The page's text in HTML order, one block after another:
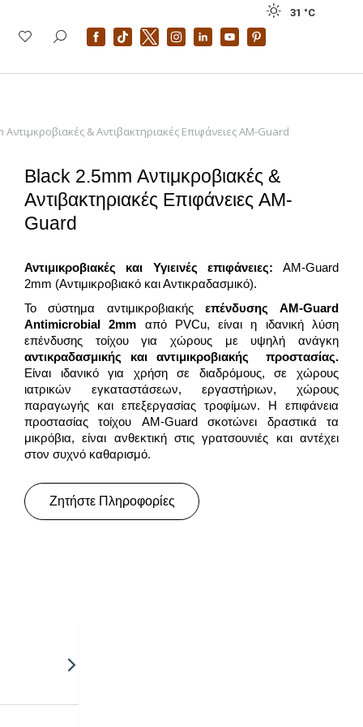
31 °C
Αντιμκροβιακές & Αντιβακτηριακές Επιφάνειες AM-Guard
Black 2.5mm Αντιμκροβιακές &
Αντιβακτηριακές Επιφάνειες AM-
Guard
Αντιμικροβιακές και Υγιεινές επιφάνειες: AM-Guard
2mm (Αντιμικροβιακό και Αντικραδασμικό).
Το σύστημα αντιμικροβιακής επένδυσης AM-Guard
Antimicrobial 2mm από PVCu, είναι η ιδανική λύση
επένδυσης τοίχου για χώρους με υψηλή ανάγκη
αντικραδασμικής και αντιμικροβιακής προστασίας.
Είναι ιδανικό για χρήση σε διαδρόμους, σε χώρους
ιατρικών εγκαταστάσεων, εργαστήριων, χώρους
παραγωγής και επεξεργασίας τροφίμων. Η επιφάνεια
προστασίας τοίχου AM-Guard σκοτώνει δραστικά τα
μικρόβια, είναι ανθεκτική στις γρατσουνιές και αντέχει
στον συχνό καθαρισμό.
Ζητήστε Πληροφορίες